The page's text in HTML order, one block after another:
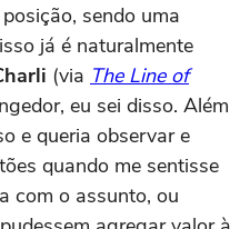
sendo uma
já é naturalmente
(via The Line of
eu sei disso. Além
e queria observar e
quando me sentisse
com o assunto, ou